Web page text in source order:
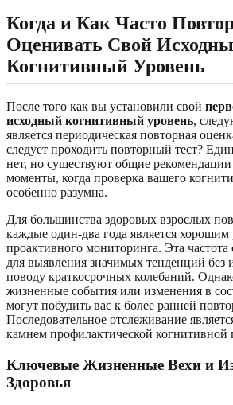
Когда и Как Часто
Оценивать Свой
Когнитивный Уровень
После того как вы установили свой
исходный когнитивный уровень,
является периодическая повторная
следует проходить повторный тест?
нет, но существуют общие
моменты, когда проверка вашего
особенно разумна.
Для большинства здоровых взрослых
каждые один-два года является
проактивного мониторинга. Эта частота
для выявления значимых тенденций без
поводу краткосрочных колебаний.
жизненные события или изменения в
могут побудить вас к более ранней
Последовательное отслеживание
камнем профилактической
Ключевые Жизненные Вехи и
Здоровья